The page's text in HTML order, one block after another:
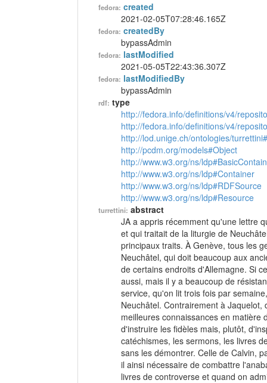
fedora: created
2021-02-05T07:28:46.165Z
fedora: createdBy
bypassAdmin
fedora: lastModified
2021-05-05T22:43:36.307Z
fedora: lastModifiedBy
bypassAdmin
rdf: type
http://fedora.info/definitions/v4/
http://fedora.info/definitions/v4/
http://lod.unige.ch/ontologies/
http://pcdm.org/models#Object
http://www.w3.org/ns/
http://www.w3.org/ns/ldp#Container
http://www.w3.org/ns/ldp#RDFSource
http://www.w3.org/ns/ldp#Resource
turrettini: abstract
JA a appris récemment qu'une lettre
et qui traitait de la liturgie de
principaux traits. À Genève, tous les
Neuchâtel, qui doit beaucoup aux
de certains endroits d'Allemagne. Si
aussi, mais il y a beaucoup de
service, qu'on lit trois fois par
Neuchâtel. Contrairement à
meilleures connaissances en matière
d'instruire les fidèles mais, plutôt,
catéchismes, les sermons, les livres
sans les démontrer. Celle de Calvin,
il ainsi nécessaire de combattre
livres de controverse et quand on